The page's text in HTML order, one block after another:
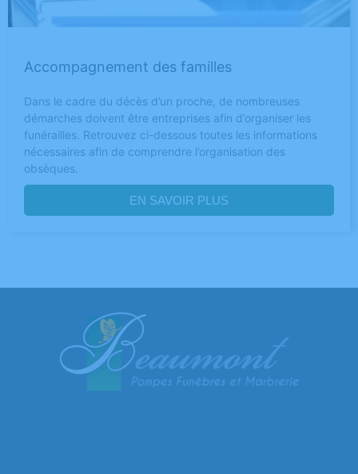
Accompagnement des familles
Dans le cadre du décès d’un proche, de nombreuses
démarches doivent être entreprises afin d’organiser les
funérailles. Retrouvez ci-dessous toutes les informations
nécessaires afin de comprendre l’organisation des
obsèques.
EN SAVOIR PLUS